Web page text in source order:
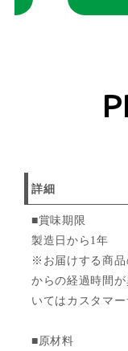
詳細
■賞味期限
製造日から1年
※お届けする商品
からの経過時間
いてはカスタマ
■原材料